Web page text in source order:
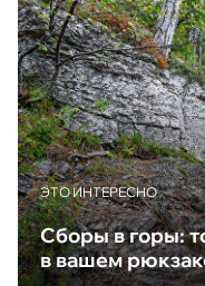
ЭТО ИНТЕРЕСНО
Сборы в горы:
в вашем